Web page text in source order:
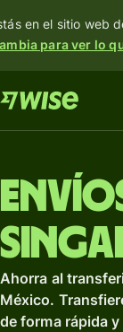
en el sitio web
para ver lo
Ahorra al
México.
de forma rápida